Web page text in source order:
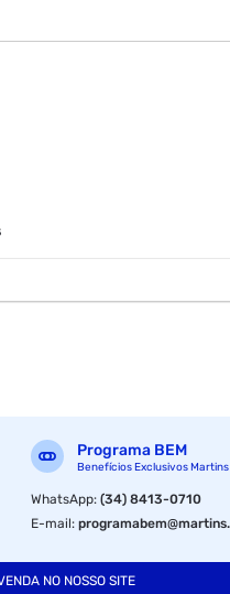
Programa BEM
Benefícios Exclusivos
WhatsApp:(34) 8413-0710
E-mail:
NO NOSSO SITE